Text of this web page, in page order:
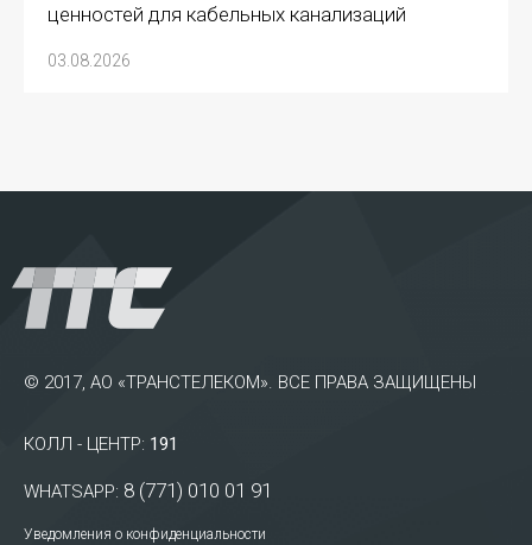
ценностей для кабельных канализаций
03.08.2026
© 2017, АО «ТРАНСТЕЛЕКОМ». ВСЕ ПРАВА ЗАЩИЩЕНЫ
КОЛЛ - ЦЕНТР: 191
WHATSAPP: 8 (771) 010 01 91
Уведомления о конфиденциальности